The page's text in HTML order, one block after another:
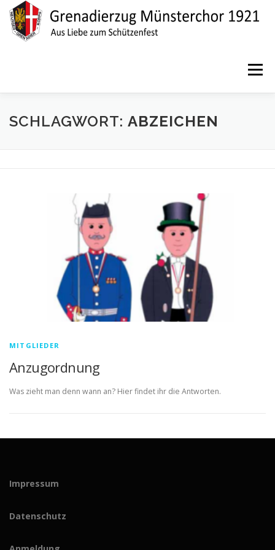
Zum
Inhalt
springen
Menü
SCHLAGWORT: ABZEICHEN
MITGLIEDER
Anzugordnung
Was zieht man denn wann an? Hier findet ihr die Antworten.
Impressum
Datenschutz